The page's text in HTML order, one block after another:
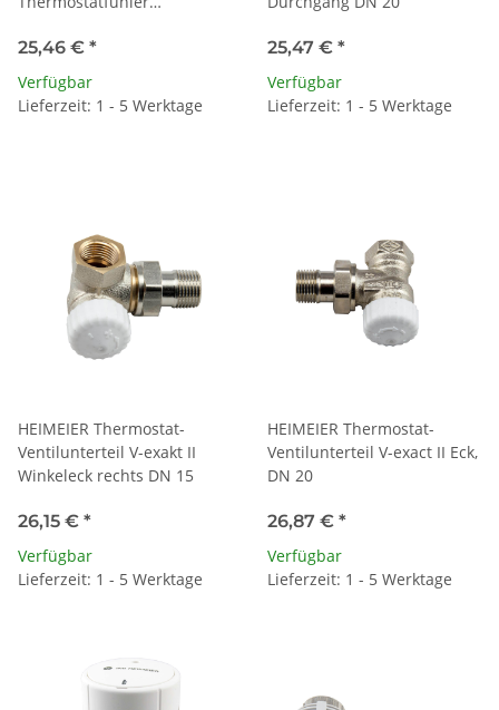
25,46 € *
Verfügbar
Lieferzeit: 1 - 5 Werktage
25,47 € *
Verfügbar
Lieferzeit: 1 - 5 Werktage
HEIMEIER Thermostat-
Ventilunterteil V-exakt II
Winkeleck rechts DN 15
26,15 € *
Verfügbar
Lieferzeit: 1 - 5 Werktage
HEIMEIER Thermostat-
Ventilunterteil V-exact II Eck,
DN 20
26,87 € *
Verfügbar
Lieferzeit: 1 - 5 Werktage